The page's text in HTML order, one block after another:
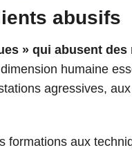
abusifs
» qui abusent des
humaine
agressives,
formations aux